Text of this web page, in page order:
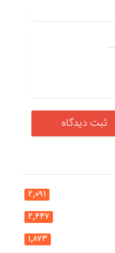
۲,۰۹۱
۲,۴۴۷
۱,۸۷۳